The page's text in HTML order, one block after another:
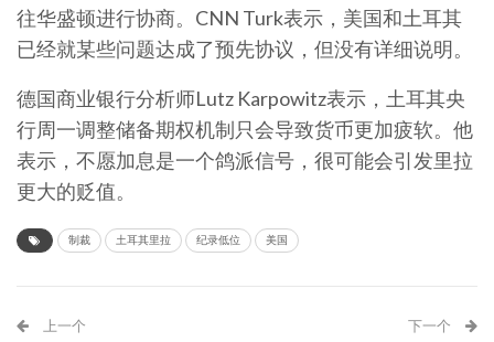
往华盛顿进行协商。CNN Turk表示，美国和土耳其
已经就某些问题达成了预先协议，但没有详细说明。
德国商业银行分析师Lutz Karpowitz表示，土耳其央
行周一调整储备期权机制只会导致货币更加疲软。他
表示，不愿加息是一个鸽派信号，很可能会引发里拉
更大的贬值。
制裁 土耳其里拉 纪录低位 美国
上一个 下一个